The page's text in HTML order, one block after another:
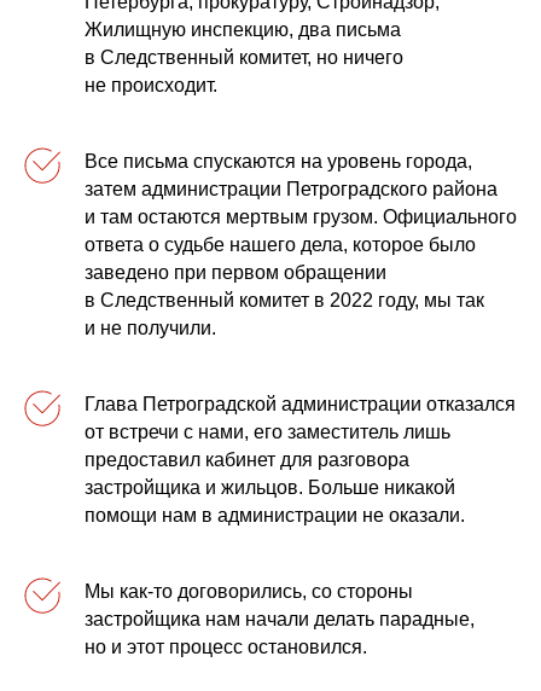
Жилищную инспекцию, два письма
в Следственный комитет, но ничего
не происходит.
Все письма спускаются на уровень города,
затем администрации Петроградского района
и там остаются мертвым грузом. Официального
ответа о судьбе нашего дела, которое было
заведено при первом обращении
в Следственный комитет в 2022 году, мы так
и не получили.
Глава Петроградской администрации отказался
от встречи с нами, его заместитель лишь
предоставил кабинет для разговора
застройщика и жильцов. Больше никакой
помощи нам в администрации не оказали.
Мы как-то договорились, со стороны
застройщика нам начали делать парадные,
но и этот процесс остановился.